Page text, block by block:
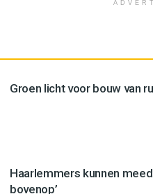
Groen licht voor bouw van
Haarlemmers kunnen
bovenop’